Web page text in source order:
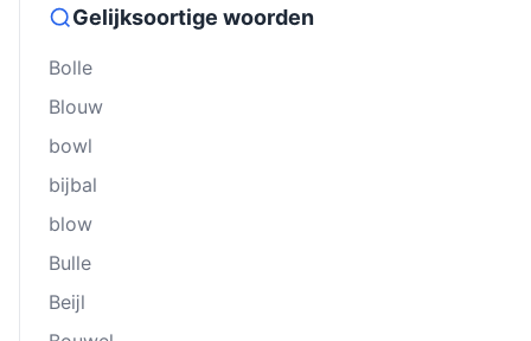
Gelijksoortige woorden
Bolle
Blouw
bowl
bĳbal
blow
Bulle
Beĳl